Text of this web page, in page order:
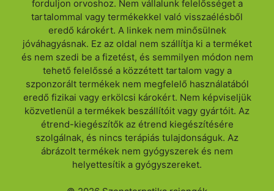
forduljon orvoshoz. Nem vállalunk felelősséget a
tartalommal vagy termékekkel való visszaélésből
eredő károkért. A linkek nem minősülnek
jóváhagyásnak. Ez az oldal nem szállítja ki a terméket
és nem szedi be a fizetést, és semmilyen módon nem
tehető felelőssé a közzétett tartalom vagy a
szponzorált termékek nem megfelelő használatából
eredő fizikai vagy erkölcsi károkért. Nem képviseljük
közvetlenül a termékek beszállítóit vagy gyártóit. Az
étrend-kiegészítők az étrend kiegészítésére
szolgálnak, és nincs terápiás tulajdonságuk. Az
ábrázolt termékek nem gyógyszerek és nem
helyettesítik a gyógyszereket.